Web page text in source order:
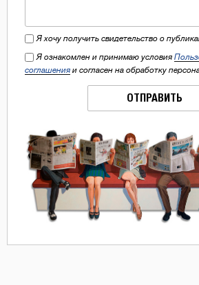
Я хочу получить свидетельство о
Я ознакомлен и принимаю условия
соглашения и согласен на обработку
ОТПРАВИТЬ